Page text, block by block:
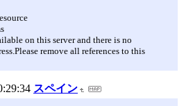
on this server and there is no
remove all references to this
スペイン